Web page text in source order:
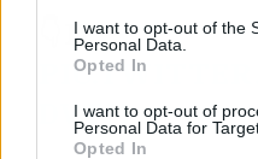
I want to opt-out of the
Personal Data.
Opted In
I want to opt-out of
Personal Data for
Opted In
👇🧵
DVTM